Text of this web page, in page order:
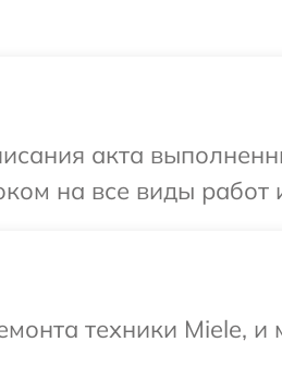
акта
на все виды работ
техники Miele, и